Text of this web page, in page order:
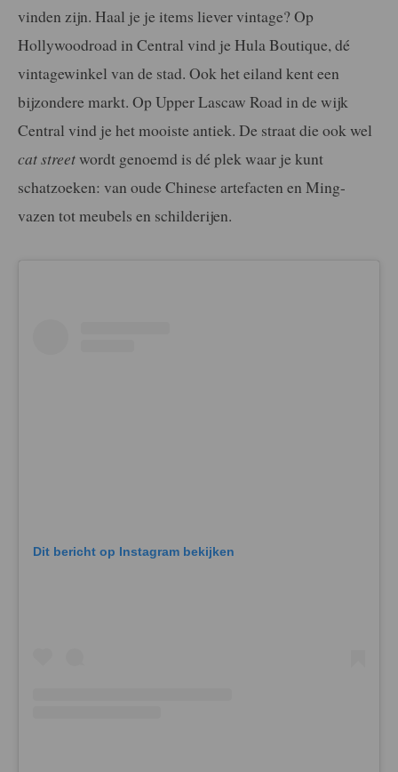
vinden zijn. Haal je je items liever vintage? Op
Hollywoodroad in Central vind je Hula Boutique, dé
vintagewinkel van de stad. Ook het eiland kent een
bijzondere markt. Op Upper Lascaw Road in de wijk
Central vind je het mooiste antiek. De straat die ook wel
cat streetwordt genoemd is dé plek waar je kunt
schatzoeken: van oude Chinese artefacten en Ming-
vazen tot meubels en schilderijen.
Dit bericht op Instagram bekijken